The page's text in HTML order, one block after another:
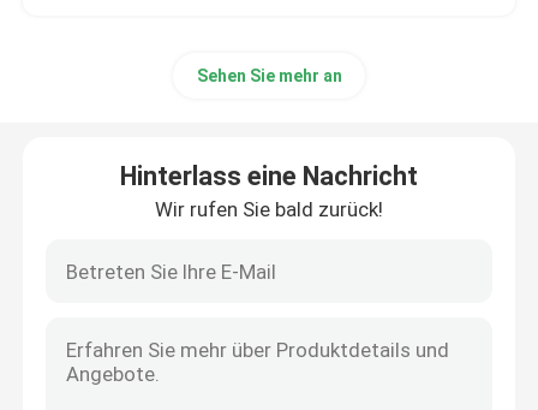
Fordern Sie ein Zitat
Sehen Sie mehr an
Hinterlass eine Nachricht
Wir rufen Sie bald zurück!